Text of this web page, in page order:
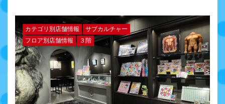
カテゴリ別店舗情報
サブカルチャー
フロア別店舗情報
３階